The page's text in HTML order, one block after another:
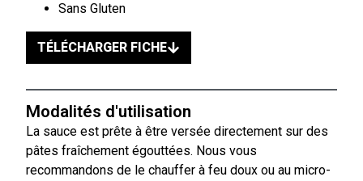
Sans Gluten
TÉLÉCHARGER FICHE
Modalités d'utilisation
La sauce est prête à être versée directement sur des
pâtes fraîchement égouttées. Nous vous
recommandons de le chauffer à feu doux ou au micro-